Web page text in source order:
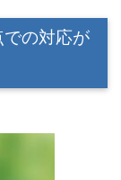
での対応が